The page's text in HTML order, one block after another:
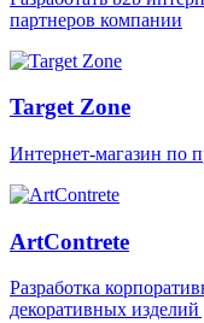
партнеров компании
Target Zone
Интернет-магазин по
ArtContrete
Разработка
декоративных изделий